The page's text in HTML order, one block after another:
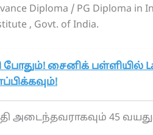
Diploma / PG Diploma in
, Govt. of India.
போதும்! சைனிக் பள்ளியில்
அடைந்தவராகவும் 45